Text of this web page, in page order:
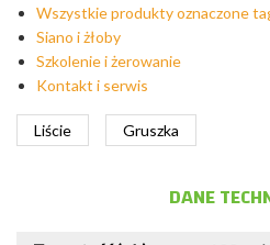
Wszystkie produkty oznaczone
Siano i żłoby
Szkolenie i żerowanie
Kontakt i serwis
Liście Gruszka
DANE